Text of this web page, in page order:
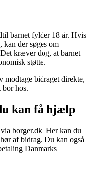
barnet fylder 18 år. Hvis
kan der søges om
kræver dog, at barnet
støtte.
modtage bidraget direkte,
bor hos.
kan få hjælp
borger.dk. Her kan du
af bidrag. Du kan også
Danmarks